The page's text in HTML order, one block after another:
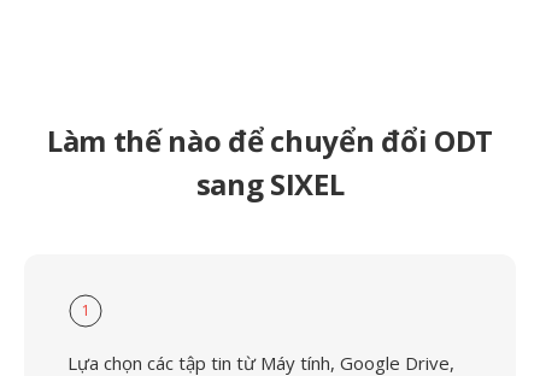
Làm thế nào để chuyển đổi ODT
sang SIXEL
1
Lựa chọn các tập tin từ Máy tính, Google Drive,